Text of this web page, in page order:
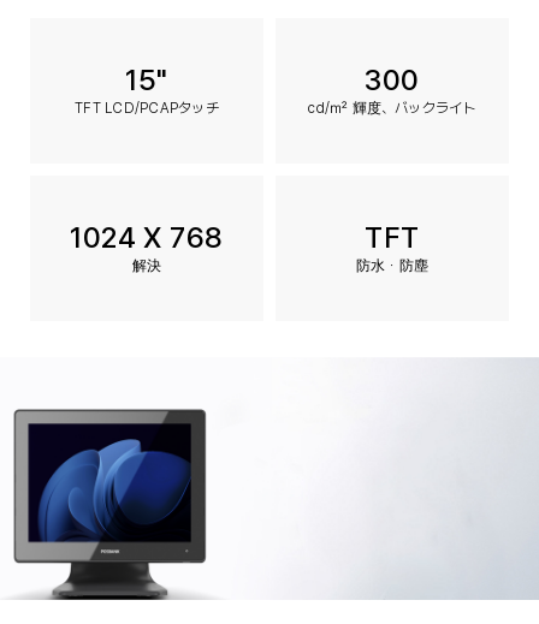
15"
TFT LCD/PCAPタッチ
300
cd/㎡ 輝度、バックライト
1024 X 768
解決
TFT
防水・防塵